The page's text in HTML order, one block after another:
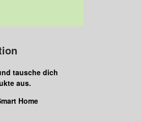
tausche dich
aus.
Home